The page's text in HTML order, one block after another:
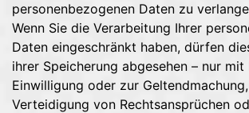
personenbezogenen Daten zu
Wenn Sie die Verarbeitung Ihrer
Daten eingeschränkt haben, dürfen
ihrer Speicherung abgesehen – nur mit
Einwilligung oder zur
Verteidigung von Rechtsansprüchen